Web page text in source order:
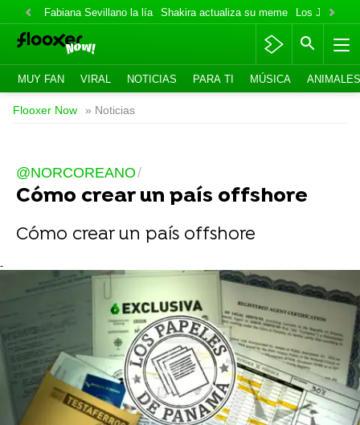
Fabiana Sevillano la lía Shakira actualiza su meme Los Jonas
MUY FAN VIRAL NOTICIAS PARA TI MÚSICA ANIMALES
Flooxer Now » Noticias
@NORCOREANO
Cómo crear un país offshore
Cómo crear un país offshore
-